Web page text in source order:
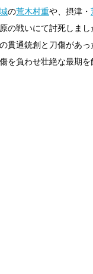
の荒木村重や、摂津・
の戦いにて討死しまし
貫通銃創と刀傷があっ
を負わせ壮絶な最期を